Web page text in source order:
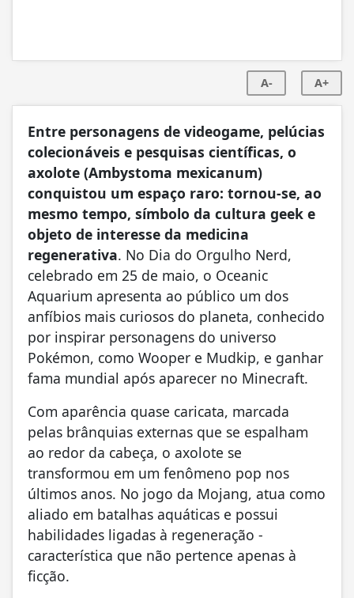
A- A+
Entre personagens de videogame, pelúcias
colecionáveis e pesquisas científicas, o
axolote (Ambystoma mexicanum)
conquistou um espaço raro: tornou-se, ao
mesmo tempo, símbolo da cultura geek e
objeto de interesse da medicina
regenerativa. No Dia do Orgulho Nerd,
celebrado em 25 de maio, o Oceanic
Aquarium apresenta ao público um dos
anfíbios mais curiosos do planeta, conhecido
por inspirar personagens do universo
Pokémon, como Wooper e Mudkip, e ganhar
fama mundial após aparecer no Minecraft.
Com aparência quase caricata, marcada
pelas brânquias externas que se espalham
ao redor da cabeça, o axolote se
transformou em um fenômeno pop nos
últimos anos. No jogo da Mojang, atua como
aliado em batalhas aquáticas e possui
habilidades ligadas à regeneração -
característica que não pertence apenas à
ficção.